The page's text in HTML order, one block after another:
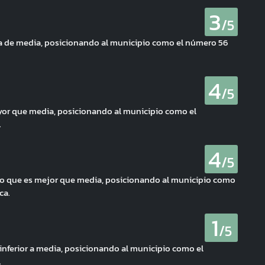
3/5
de media, posicionando al municipio como el número 56
4/5
que media, posicionando al municipio como el
4/5
que es mejor que media, posicionando al municipio como
1/5
a media, posicionando al municipio como el